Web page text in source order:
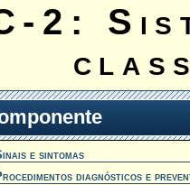
2:
e sintomas
diagnósticos e